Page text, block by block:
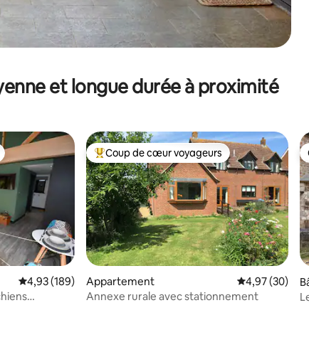
et longue durée à proximité
Évaluation moyenne sur la base de 189 commentaires :
4,93 (189)
Coups de cœur voyageurs les plus appréciés
Coup de cœur voyageurs
Appartement Évaluation
4,97 (30)
Annexe rurale avec stationnement